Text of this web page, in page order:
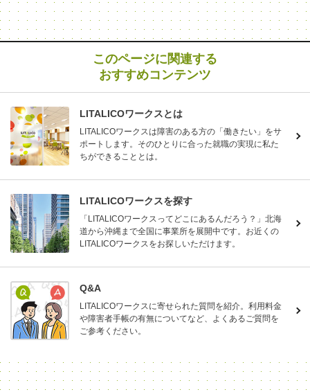
このページに関連する
おすすめコンテンツ
LITALICOワークスとは
LITALICOワークスは障害のある方の「働きたい」をサ
ポートします。そのひとりに合った就職の実現に私た
ちができることとは。
LITALICOワークスを探す
「LITALICOワークスってどこにあるんだろう？」北海
道から沖縄まで全国に事業所を展開中です。お近くの
LITALICOワークスをお探しいただけます。
Q&A
LITALICOワークスに寄せられた質問を紹介。利用料金
や障害者手帳の有無についてなど、よくあるご質問を
ご参考ください。